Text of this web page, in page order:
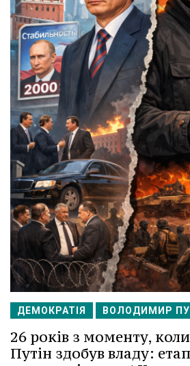
ДЕМОКРАТІЯ ВОЛОДИМИР
26 років з моменту,
Путін здобув владу: